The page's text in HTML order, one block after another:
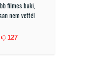
filmes baki,
nem vettél
127